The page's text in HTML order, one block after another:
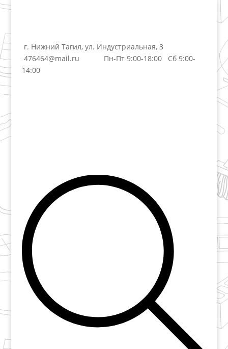
г. Нижний Тагил, ул. Индустриальная, 3
476464@mail.ru
Пн-Пт 9:00-18:00 Сб 9:00-
14:00